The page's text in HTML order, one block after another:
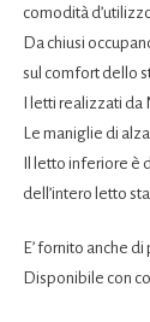
comodità
Da chiusi
sul comfort dello
I letti realizzati
Le maniglie di
Il letto inferiore è
dell’intero letto
E’ fornito anche
Disponibile con